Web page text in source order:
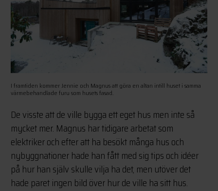
I framtiden kommer Jennie och Magnus att göra en altan intill huset i samma
värmebehandlade furu som husets fasad.
De visste att de ville bygga ett eget hus men inte så
mycket mer. Magnus har tidigare arbetat som
elektriker och efter att ha besökt många hus och
nybyggnationer hade han fått med sig tips och idéer
på hur han själv skulle vilja ha det, men utöver det
hade paret ingen bild över hur de ville ha sitt hus.